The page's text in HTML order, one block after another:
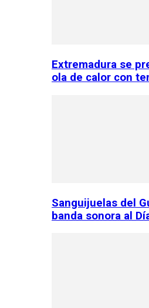
Extremadura se
ola de calor con
Sanguijuelas del
banda sonora al